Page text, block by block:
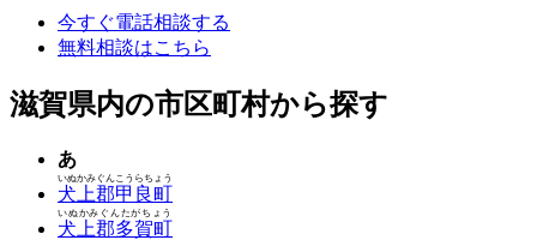
今すぐ電話相談する
無料相談はこちら
滋賀県内の市区町村から探す
あ
犬上郡甲良町
いぬかみぐんこうらちょう
犬上郡多賀町
いぬかみぐんたがちょう